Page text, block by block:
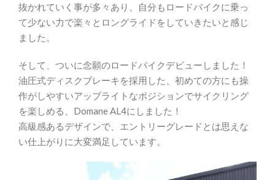
抜かれていく事が多々あり、自分もロードバイクに乗っ
て少ない力で楽々とロングライドをしていきたいと感じ
ました。
そして、ついに念願のロードバイクデビューしました！
油圧式ディスクブレーキを採用した、初めての方にも操
作がしやすいアップライトなポジションでサイクリング
を楽しめる、Domane AL4にしました！
高級感あるデザインで、エントリーグレードとは思えな
い仕上がりに大変満足しています。